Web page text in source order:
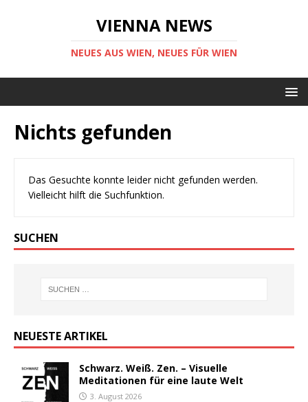
VIENNA NEWS
NEUES AUS WIEN, NEUES FÜR WIEN
Nichts gefunden
Das Gesuchte konnte leider nicht gefunden werden.
Vielleicht hilft die Suchfunktion.
SUCHEN
NEUESTE ARTIKEL
Schwarz. Weiß. Zen. – Visuelle
Meditationen für eine laute Welt
3. August 2026